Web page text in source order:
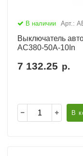
В наличии Арт.:
Выключатель
AC380-50А-10In
7 132.25 р.
В